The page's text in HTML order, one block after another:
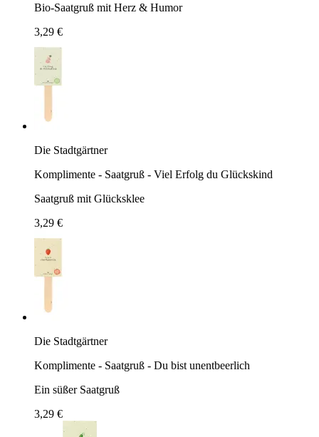
Bio-Saatgruß mit Herz & Humor
3,29 €
Die Stadtgärtner
Komplimente - Saatgruß - Viel Erfolg du Glückskind
Saatgruß mit Glücksklee
3,29 €
Die Stadtgärtner
Komplimente - Saatgruß - Du bist unentbeerlich
Ein süßer Saatgruß
3,29 €